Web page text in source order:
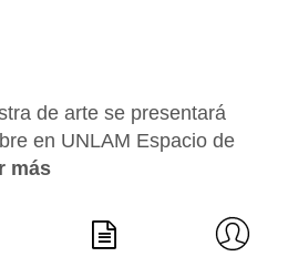
de arte se presentará
en UNLAM Espacio de
más